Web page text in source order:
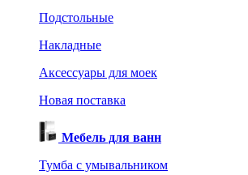
Подстольные
Накладные
Аксессуары для моек
Новая поставка
Мебель для ванн
Тумба с умывальником